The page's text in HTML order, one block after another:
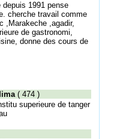
1991 pense
cherche travail comme
,Marakeche ,agadir,
de gastronomi,
donne des cours de
( 474 )
superieure de tanger